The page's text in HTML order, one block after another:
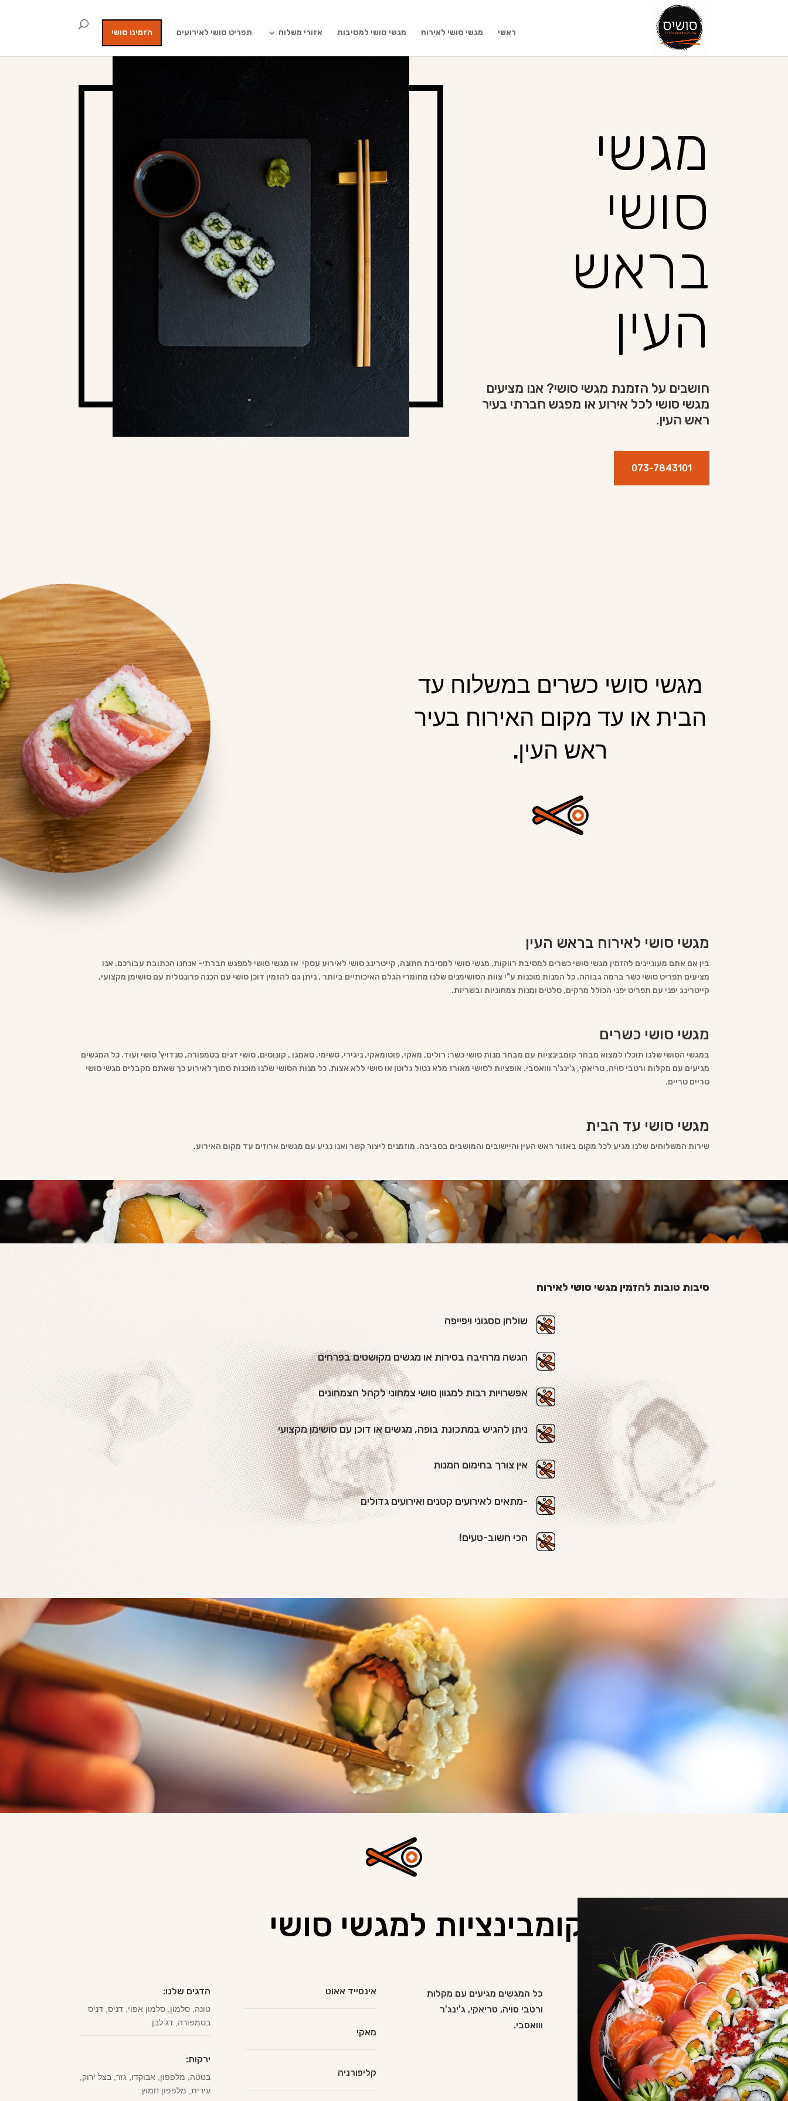
ראשי מגשי סושי לאירוח מגשי סושי למסיבות אזורי משלוח תפריט סושי לאירועים הזמינו סושי
מגשי
סושי
בראש
העין
חושבים על הזמנת מגשי סושי? אנו מציעים
מגשי סושי לכל אירוע או מפגש חברתי בעיר
ראש העין.
073-7843101
מגשי סושי כשרים במשלוח עד
הבית או עד מקום האירוח בעיר
ראש העין.
מגשי סושי לאירוח בראש העין
בין אם אתם מעוניינים להזמין מגשי סושי כשרים למסיבת רווקות, מגשי סושי למסיבת חתונה, קייטרינג סושי לאירוע עסקי או מגשי סושי למפגש חברתי- אנחנו הכתובת עבורכם. אנו
מציעים תפריט סושי כשר ברמה גבוהה. כל המנות מוכנות ע"י צוות הסושימנים שלנו מחומרי הגלם האיכותיים ביותר . ניתן גם להזמין דוכן סושי עם הכנה פרונטלית עם סושימן מקצועי,
קייטרינג יפני עם תפריט יפני הכולל מרקים, סלטים ומנות צמחוניות ובשריות.
מגשי סושי כשרים
במגשי הסושי שלנו תוכלו למצוא מבחר קומבינציות עם מבחר מנות סושי כשר: רולים, מאקי, פוטומאקי, ניגירי, סשימי, טאמגו , קונוסים, סושי דגים בטמפורה, סנדויץ' סושי ועוד. כל המגשים
מגיעים עם מקלות ורטבי סויה, טריאקי, ג'ינג'ר ווואסבי. אופציות לסושי מאורז מלא נטול גלוטן או סושי ללא אצות. כל מנות הסושי שלנו מוכנות סמוך לאירוע כך שאתם מקבלים מגשי סושי
טריים טריים.
מגשי סושי עד הבית
שירות המשלוחים שלנו מגיע לכל מקום באזור ראש העין והיישובים והמושבים בסביבה. מוזמנים ליצור קשר ואנו נגיע עם מגשים ארוזים עד מקום האירוע.
סיבות טובות להזמין מגשי סושי לאירוח
שולחן ססגוני ויפייפה
הגשה מרהיבה בסירות או מגשים מקושטים בפרחים
אפשרויות רבות למגוון סושי צמחוני לקהל הצמחונים
ניתן להגיש במתכונת בופה, מגשים או דוכן עם סושימן מקצועי
אין צורך בחימום המנות
-מתאים לאירועים קטנים ואירועים גדולים
הכי חשוב-טעים!
מבחר קומבינציות למגשי סושי
הדגים שלנו:
טונה, סלמון, סלמון אפוי, דניס, דניס
בטמפורה, דג לבן
ירקות:
בטטה, מלפפון, אבוקדו, גזר, בצל ירוק,
עירית, מלפפון חמוץ.
אינסייד אאוט
מאקי
קליפורניה
כל המגשים מגיעים עם מקלות
ורטבי סויה, טריאקי, ג'ינג'ר
ווואסבי.